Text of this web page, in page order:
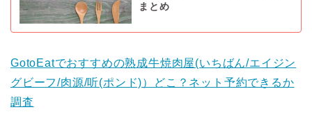
まとめ
GotoEatでおすすめの熟成牛焼肉屋(いちばん/エイジン
グビーフ/肉源/听(ポンド)）どこ？ネット予約できるか
調査